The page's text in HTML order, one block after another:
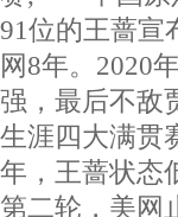
91位的王蔷宣
网8年。2020
强，最后不敌
生涯四大满贯
年，王蔷状态
第二轮，美